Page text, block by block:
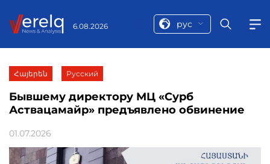
6.08.2026 рус
Հայերեն Русский
Бывшему директору МЦ «Сурб
Аствацамайр» предъявлено обвинение
01.07.2026